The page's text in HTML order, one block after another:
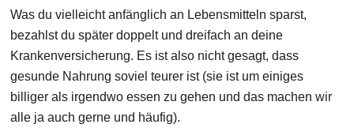
Was du vielleicht anfänglich an Lebensmitteln sparst,
bezahlst du später doppelt und dreifach an deine
Krankenversicherung. Es ist also nicht gesagt, dass
gesunde Nahrung soviel teurer ist (sie ist um einiges
billiger als irgendwo essen zu gehen und das machen wir
alle ja auch gerne und häufig).